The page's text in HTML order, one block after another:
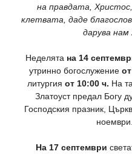
на правдата,
клетвата, даде
дарува нам
Неделята на 14
утринно богослужение
литургия от 10:00 ч. На
Златоуст предал Богу
Господския празник,
На 17 септември